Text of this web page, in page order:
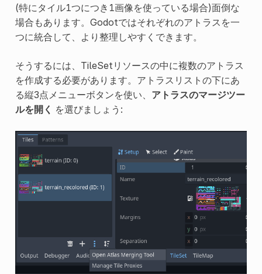
(特にタイル1つにつき1画像を使っている場合)面倒な
場合もあります。Godotではそれぞれのアトラスを一
つに統合して、より整理しやすくできます。
そうするには、TileSetリソースの中に複数のアトラス
を作成する必要があります。アトラスリストの下にあ
る縦3点メニューボタンを使い、 アトラスのマージツー
ルを開く を選びましょう: